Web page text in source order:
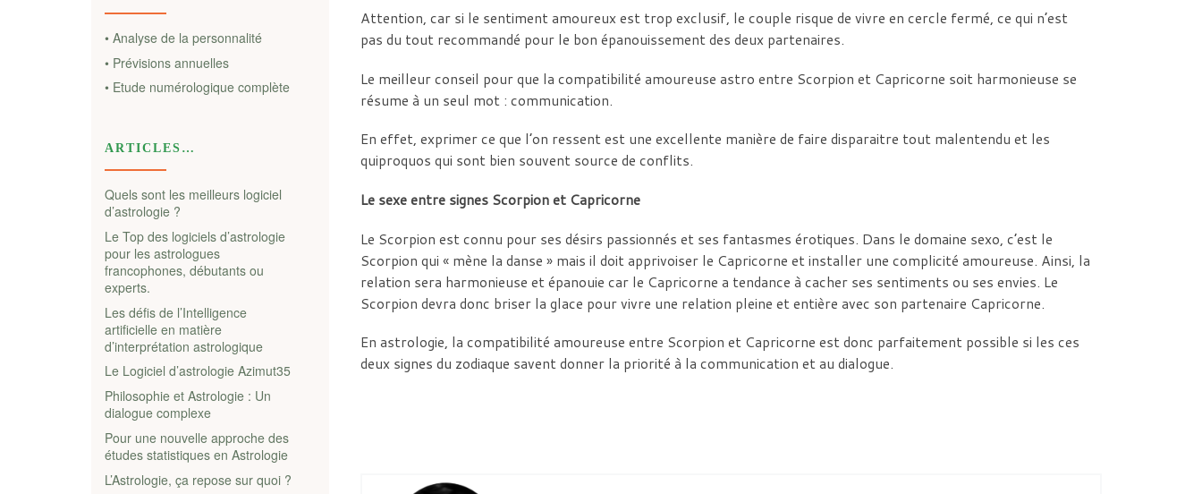
Attention, car si le sentiment amoureux est trop exclusif, le couple risque de vivre en cercle fermé, ce qui n’est
pas du tout recommandé pour le bon épanouissement des deux partenaires.
Le meilleur conseil pour que la compatibilité amoureuse astro entre Scorpion et Capricorne soit harmonieuse se
résume à un seul mot : communication.
En effet, exprimer ce que l’on ressent est une excellente manière de faire disparaitre tout malentendu et les
quiproquos qui sont bien souvent source de conflits.
Le sexe entre signes Scorpion et Capricorne
Le Scorpion est connu pour ses désirs passionnés et ses fantasmes érotiques. Dans le domaine sexo, c’est le
Scorpion qui « mène la danse » mais il doit apprivoiser le Capricorne et installer une complicité amoureuse. Ainsi, la
relation sera harmonieuse et épanouie car le Capricorne a tendance à cacher ses sentiments ou ses envies. Le
Scorpion devra donc briser la glace pour vivre une relation pleine et entière avec son partenaire Capricorne.
En astrologie, la compatibilité amoureuse entre Scorpion et Capricorne est donc parfaitement possible si les ces
deux signes du zodiaque savent donner la priorité à la communication et au dialogue.
• Analyse de la personnalité
• Prévisions annuelles
• Etude numérologique complète
ARTICLES…
Quels sont les meilleurs logiciel
d’astrologie ?
Le Top des logiciels d’astrologie
pour les astrologues
francophones, débutants ou
experts.
Les défis de l’Intelligence
artificielle en matière
d’interprétation astrologique
Le Logiciel d’astrologie Azimut35
Philosophie et Astrologie : Un
dialogue complexe
Pour une nouvelle approche des
études statistiques en Astrologie
L’Astrologie, ça repose sur quoi ?